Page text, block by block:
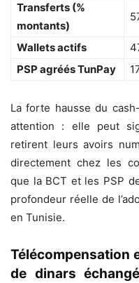
Transferts (%
montants)
Wallets actifs
PSP agréés TunPay
La forte hausse du
attention : elle peut
retirent leurs avoirs
directement chez les
que la BCT et les PSP
profondeur réelle de
en Tunisie.
Télécompensation
de dinars